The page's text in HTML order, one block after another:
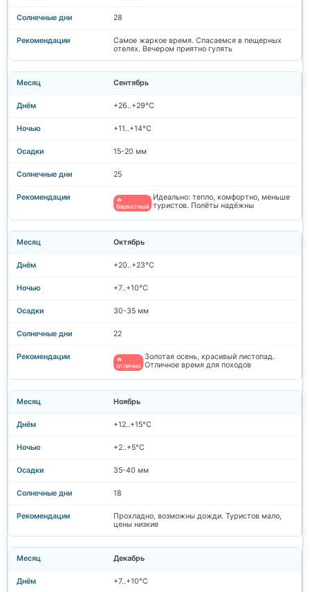
28
Самое жаркое время. Спасаемся в пещерных
отелях. Вечером приятно гулять
Сентябрь
+26..+29°C
+11..+14°C
15-20 мм
25
🔥
бархатный
Идеально: тепло, комфортно, меньше
туристов. Полёты надёжны
Октябрь
+20..+23°C
+7..+10°C
30-35 мм
22
🔥
отлично
Золотая осень, красивый листопад.
Отличное время для походов
Ноябрь
+12..+15°C
+2..+5°C
35-40 мм
18
Прохладно, возможны дожди. Туристов мало,
цены низкие
Декабрь
+7..+10°C